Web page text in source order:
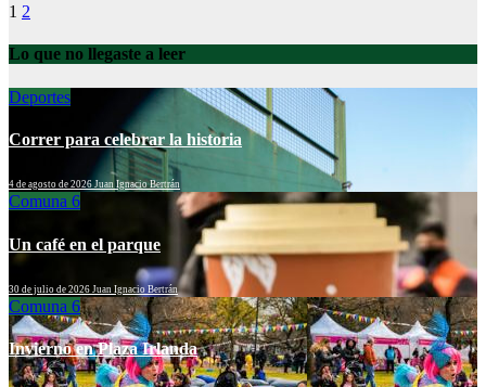
Paginación
de
1 2
Lo que no llegaste a leer
Deportes
Correr para celebrar la historia
4 de agosto de 2026 Juan Ignacio Bertrán
Comuna 6
Un café en el parque
30 de julio de 2026 Juan Ignacio Bertrán
Comuna 6
Invierno en Plaza Irlanda